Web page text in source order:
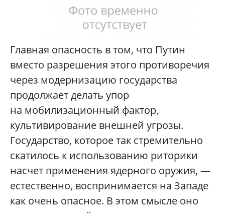
Главная опасность в том, что Путин
вместо разрешения этого противоречия
через модернизацию государства
продолжает делать упор
на мобилизационный фактор,
культивирование внешней угрозы.
Государство, которое так стремительно
скатилось к использованию риторики
насчет применения ядерного оружия, —
естественно, воспринимается на Западе
как очень опасное. В этом смысле оно